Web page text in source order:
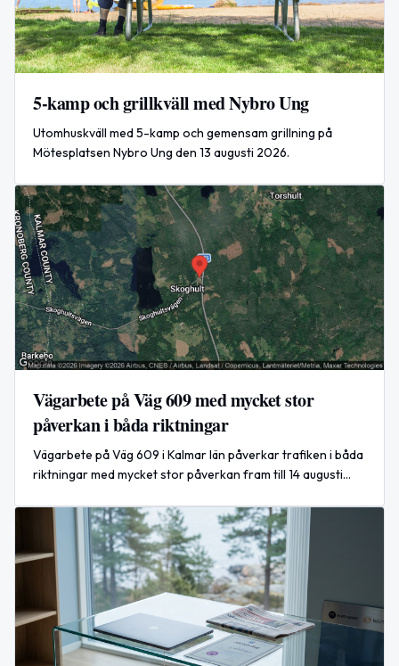
5-kamp och grillkväll med Nybro Ung
Utomhuskväll med 5-kamp och gemensam grillning på
Mötesplatsen Nybro Ung den 13 augusti 2026.
Vägarbete på Väg 609 med mycket stor
påverkan i båda riktningar
Vägarbete på Väg 609 i Kalmar län påverkar trafiken i båda
riktningar med mycket stor påverkan fram till 14 augusti